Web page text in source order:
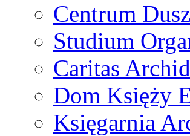
Centrum
Studium
Caritas
Dom Księży
Księgarnia